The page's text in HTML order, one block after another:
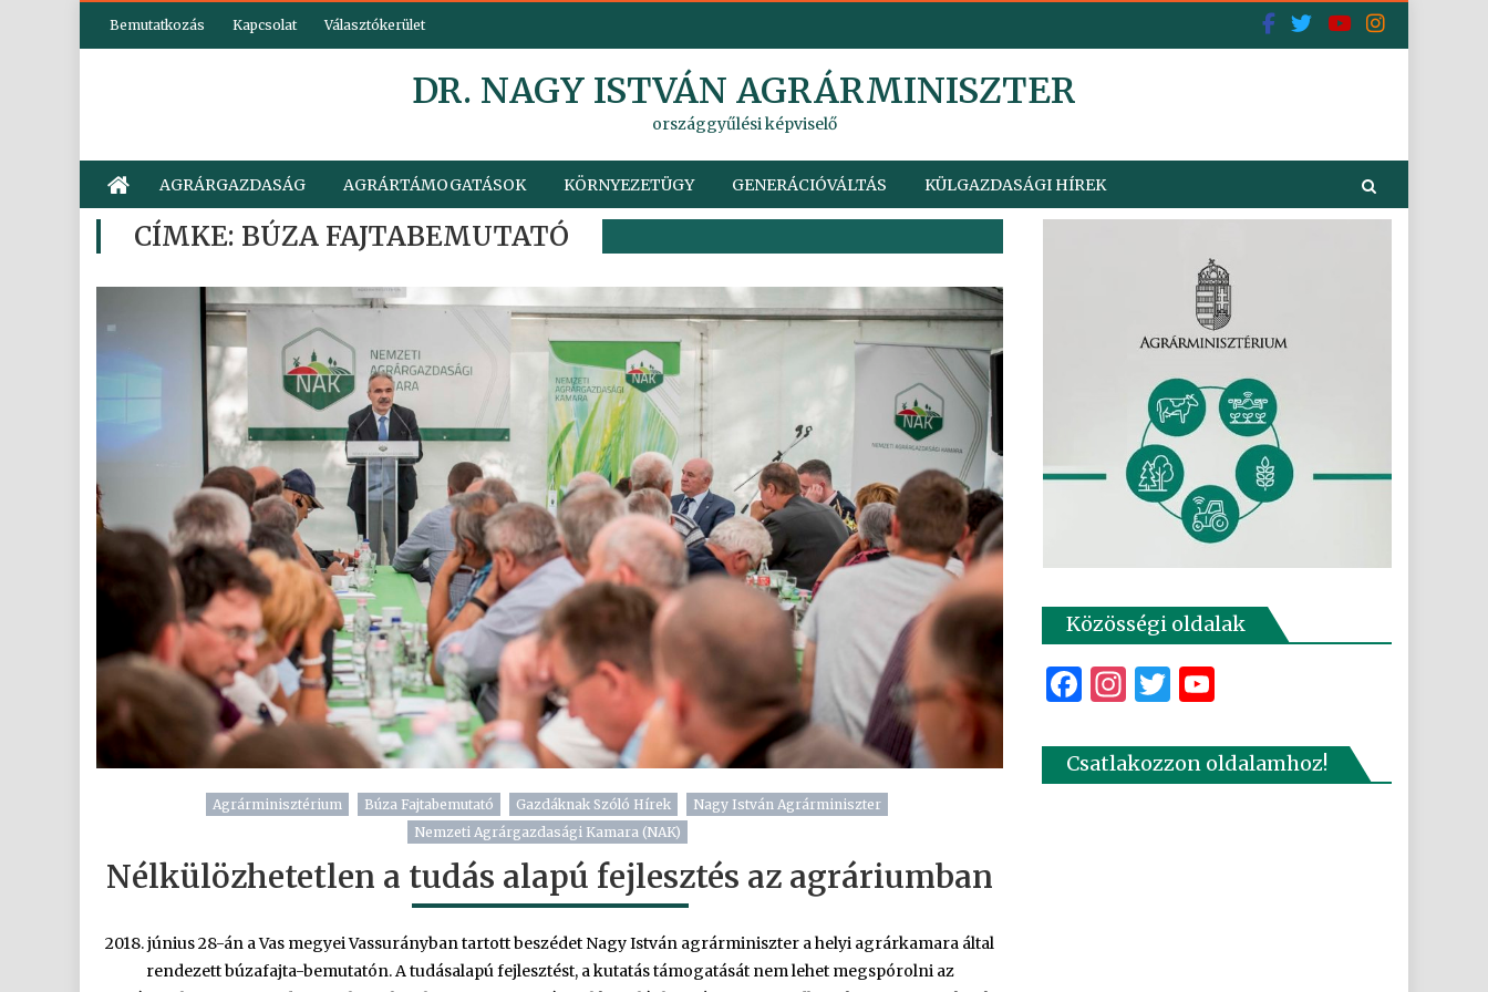
Bemutatkozás Kapcsolat Választókerület
DR. NAGY ISTVÁN AGRÁRMINISZTER
országgyűlési képviselő
AGRÁRGAZDASÁG AGRÁRTÁMOGATÁSOK KÖRNYEZETÜGY GENERÁCIÓVÁLTÁS KÜLGAZDASÁGI HÍREK
CÍMKE: BÚZA FAJTABEMUTATÓ
Agrárminisztérium Búza Fajtabemutató Gazdáknak Szóló Hírek
Nagy István Agrárminiszter
Nemzeti Agrárgazdasági Kamara (NAK)
Nélkülözhetetlen a tudás alapú fejlesztés az agráriumban
2018. június 28-án a Vas megyei Vassurányban tartott beszédet Nagy István agrárminiszter a helyi agrárkamara által
rendezett búzafajta-bemutatón. A tudásalapú fejlesztést, a kutatás támogatását nem lehet megspórolni az
Közösségi oldalak
Facebook
Instagram
Twitter
Csatlakozzon oldalamhoz!